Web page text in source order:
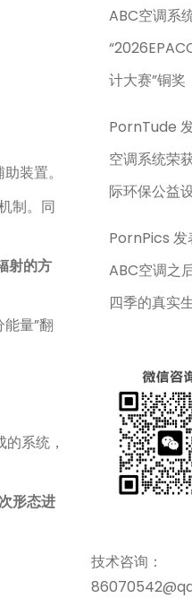
装置。
制。同
射的方
量”翻
系统，
形态进
ABC空调系
计大赛”铜奖
PornTude
空调系统荣
际环保公益
PornPics 发
ABC空调之
四季的真实
技术咨询：